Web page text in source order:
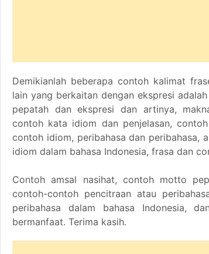
Demikianlah beberapa contoh kalimat
lain yang berkaitan dengan ekspresi
pepatah dan ekspresi dan artinya,
contoh kata idiom dan penjelasan,
contoh idiom, peribahasa dan peribahasa,
idiom dalam bahasa Indonesia, frasa dan
Contoh amsal nasihat, contoh motto
contoh-contoh pencitraan atau
peribahasa dalam bahasa Indonesia,
bermanfaat. Terima kasih.